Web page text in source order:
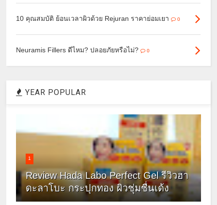
10 คุณสมบัติ ย้อนเวลาผิวด้วย Rejuran ราคาย่อมเยา 0
Neuramis Fillers ดีไหม? ปลอยภัยหรือไม่? 0
YEAR POPULAR
1
Review Hada Labo Perfect Gel รีวิวฮา
ดะลาโบะ กระปุกทอง ผิวชุ่มชื่นเด้ง